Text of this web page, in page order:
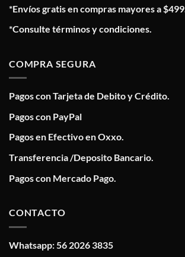
*Envíos gratis en compras mayores a $499.
*Consulte términos y condiciones.
COMPRA SEGURA
Pagos con Tarjeta de Debito y Crédito.
Pagos con PayPal
Pagos en Efectivo en Oxxo.
Transferencia /Deposito Bancario.
Pagos con Mercado Pago.
CONTACTO
Whatsapp: 56 2026 3835